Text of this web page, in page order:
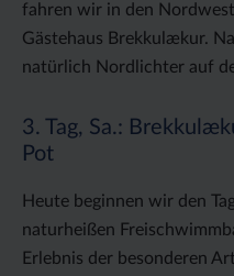
fahren wir in den
Gästehaus Brekkulækur.
natürlich Nordlichter auf
3. Tag, Sa.:
Pot
Heute beginnen wir den
naturheißen
Erlebnis der besonderen